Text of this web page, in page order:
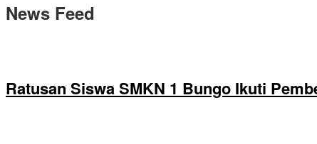
News Feed
Ratusan Siswa SMKN 1 Bungo Ikuti